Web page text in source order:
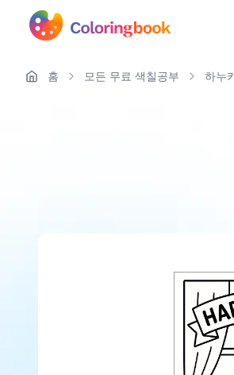
홈 모든 무료 색칠공부 하누